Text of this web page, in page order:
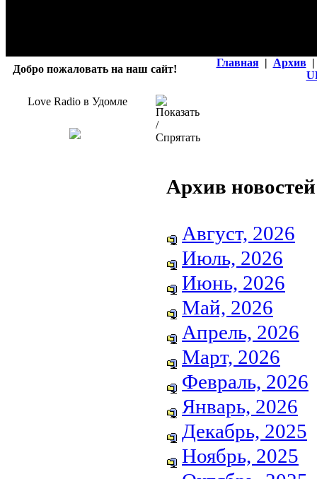
Добро пожаловать на наш сайт!
Главная | Архив |
Love Radio в Удомле
Архив новостей
Август, 2026
Июль, 2026
Июнь, 2026
Май, 2026
Апрель, 2026
Март, 2026
Февраль, 2026
Январь, 2026
Декабрь, 2025
Ноябрь, 2025